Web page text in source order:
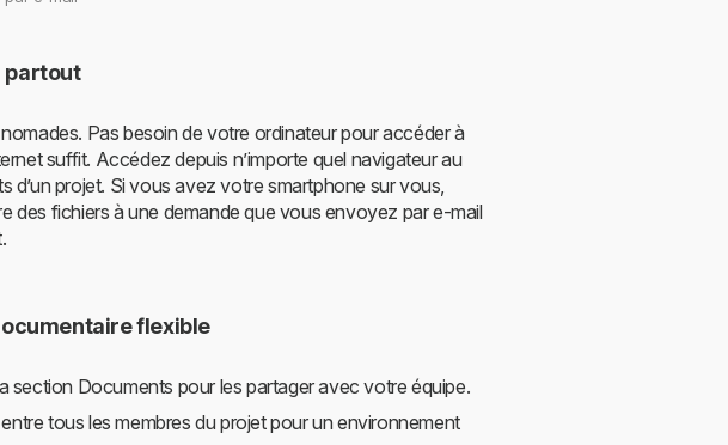
partout
Pas besoin de votre ordinateur pour accéder à
suffit. Accédez depuis n’importe quel navigateur au
d’un projet. Si vous avez votre smartphone sur vous,
des fichiers à une demande que vous envoyez par e-mail
flexible
section Documents pour les partager avec votre équipe.
tous les membres du projet pour un environnement